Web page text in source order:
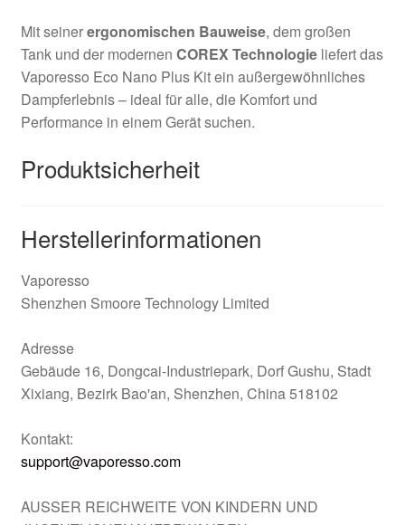
Mit seinerergonomischen Bauweise, dem großen
Tank und der modernen COREX Technologieliefert das
Vaporesso Eco Nano Plus Kit ein außergewöhnliches
Dampferlebnis – ideal für alle, die Komfort und
Performance in einem Gerät suchen.
Produktsicherheit
Herstellerinformationen
Vaporesso
Shenzhen Smoore Technology Limited
Adresse
Gebäude 16, Dongcai-Industriepark, Dorf Gushu, Stadt
Xixiang, Bezirk Bao'an, Shenzhen, China 518102
Kontakt:
support@vaporesso.com
AUSSER REICHWEITE VON KINDERN UND